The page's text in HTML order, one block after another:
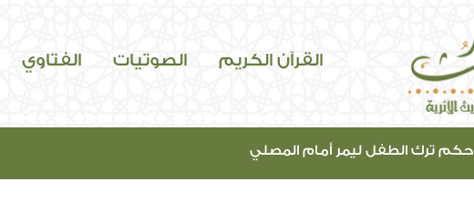
القرآن الكريم الصوتيات الفتاوي
حكم ترك الطفل ليمر أمام المصلي